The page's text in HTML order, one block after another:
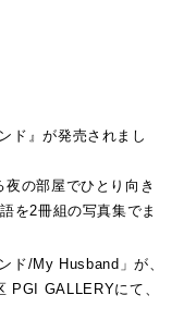
ド』が発売されまし
の部屋でひとり向き
を2冊組の写真集でま
ド/My Husband」が、
PGI GALLERYにて、